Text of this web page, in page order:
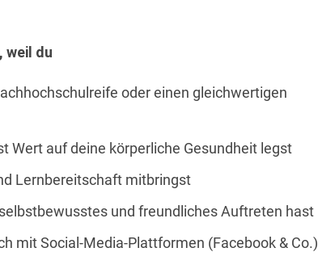
weil du
oder einen gleichwertigen
Wert auf deine körperliche Gesundheit legst
Lernbereitschaft mitbringst
und freundliches Auftreten hast
mit Social-Media-Plattformen (Facebook & Co.)